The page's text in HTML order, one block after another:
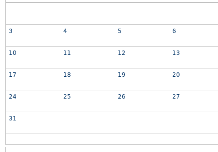
3 4 5 6
10 11 12 13
17 18 19 20
24 25 26 27
31